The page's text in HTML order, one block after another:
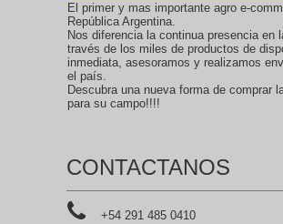
El primer y mas importante agro e-
República Argentina.
Nos diferencia la continua presencia en
través de los miles de productos de
inmediata, asesoramos y realizamos
el país.
Descubra una nueva forma de comprar
para su campo!!!!
CONTACTANOS
+54 291 485 0410